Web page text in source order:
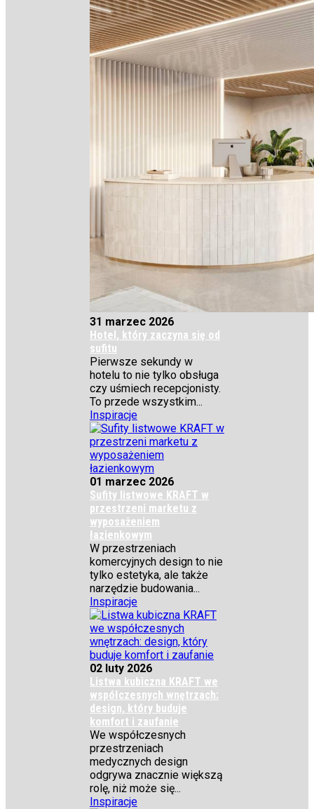
31 marzec 2026
Hotel, który zaczyna się od
sufitu
Pierwsze sekundy w
hotelu to nie tylko obsługa
czy uśmiech recepcjonisty.
To przede wszystkim...
Inspiracje
01 marzec 2026
Sufity listwowe KRAFT w
przestrzeni marketu z
wyposażeniem
łazienkowym
W przestrzeniach
komercyjnych design to nie
tylko estetyka, ale także
narzędzie budowania...
Inspiracje
02 luty 2026
Listwa kubiczna KRAFT we
współczesnych wnętrzach:
design, który buduje
komfort i zaufanie
We współczesnych
przestrzeniach
medycznych design
odgrywa znacznie większą
rolę, niż może się...
Inspiracje